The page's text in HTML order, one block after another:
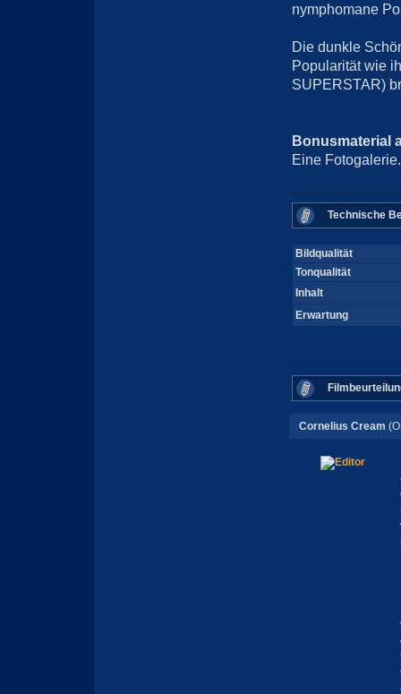
nymphomane
Die dunkle
Popularität wie
SUPERSTAR)
Bonusmaterial
Eine Fotogalerie.
Technische
Bildqualität
Tonqualität
Inhalt
Erwartung
Cornelius Cream